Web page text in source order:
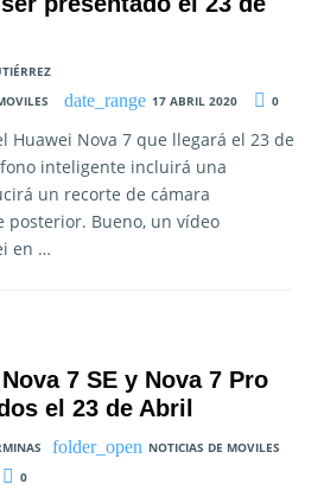
17 ABRIL 2020 0
Huawei Nova 7 que llegará el 23 de
inteligente incluirá una
un recorte de cámara
posterior. Bueno, un vídeo
en …
7 SE y Nova 7 Pro
el 23 de Abril
NOTICIAS DE MOVILES
0